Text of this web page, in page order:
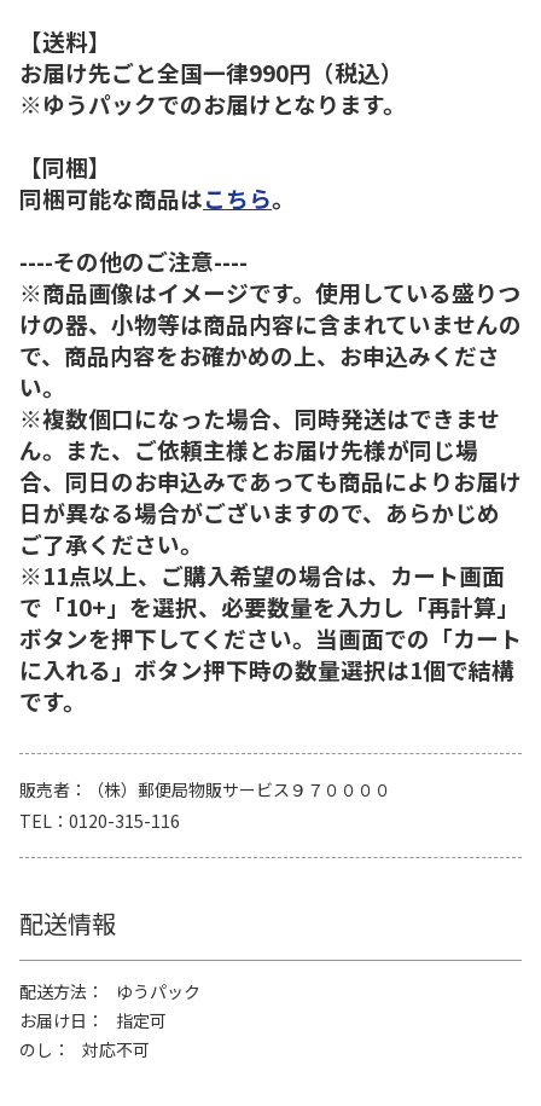
【送料】
お届け先ごと全国一律990円（税込）
※ゆうパックでのお届けとなります。
【同梱】
同梱可能な商品はこちら。
----その他のご注意----
※商品画像はイメージです。使用している盛りつ
けの器、小物等は商品内容に含まれていませんの
で、商品内容をお確かめの上、お申込みくださ
い。
※複数個口になった場合、同時発送はできませ
ん。また、ご依頼主様とお届け先様が同じ場
合、同日のお申込みであっても商品によりお届け
日が異なる場合がございますので、あらかじめ
ご了承ください。
※11点以上、ご購入希望の場合は、カート画面
で「10+」を選択、必要数量を入力し「再計算」
ボタンを押下してください。当画面での「カート
に入れる」ボタン押下時の数量選択は1個で結構
です。
販売者
（株）郵便局物販サービス９７００００
TEL
0120-315-116
配送情報
配送方法
ゆうパック
お届け日
指定可
のし
対応不可